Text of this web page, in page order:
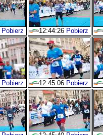
Pobierz 12:44:26 Pobierz
Pobierz 12:45:06 Pobierz